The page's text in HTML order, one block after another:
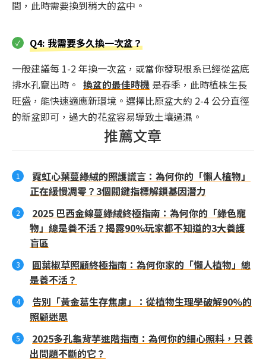
間，此時需要換到稍大的盆中。
Q4: 我需要多久換一次盆？
一般建議每 1-2 年換一次盆，或當你發現根系已經從盆底
排水孔竄出時。 換盆的最佳時機 是春季，此時植株生長
旺盛，能快速適應新環境。選擇比原盆大約 2-4 公分直徑
的新盆即可，過大的花盆容易導致土壤過濕。
推薦文章
霓虹心葉蔓綠絨的照護謊言：為何你的「懶人植物」
正在緩慢凋零？3個關鍵指標解鎖基因潛力
2025 巴西金線蔓綠絨終極指南：為何你的「綠色寵
物」總是養不活？揭露90%玩家都不知道的3大養護
盲區
圓葉椒草照顧終極指南：為何你家的「懶人植物」總
是養不活？
告別「黃金葛生存焦慮」：從植物生理學破解90%的
照顧迷思
2025多孔龜背芋進階指南：為何你的細心照料，只養
出問題不斷的它？